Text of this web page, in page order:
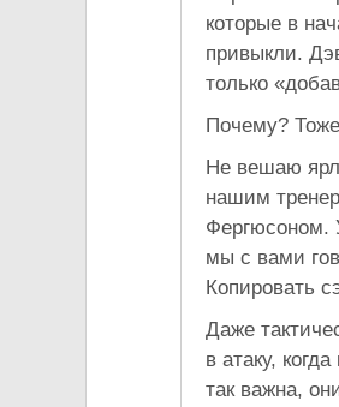
которые в
привыкли.
только
Почему?
Не вешаю
нашим
Фергюсоном.
мы с вами
Копировать
Даже
в атаку,
так важна,